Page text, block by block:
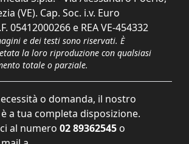
(VE). Cap. Soc. i.v. Euro
05412000266 e REA VE-454332
e dei testi sono riservati. È
la loro riproduzione con qualsiasi
totale o parziale.
o domanda, il nostro
a tua completa disposizione.
al numero 02 89362545 o